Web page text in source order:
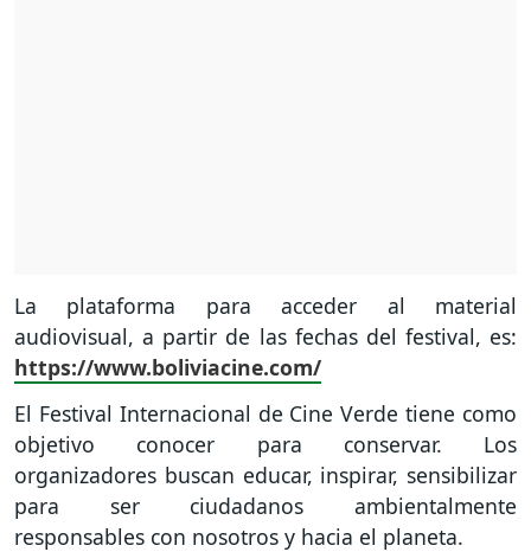
La plataforma para acceder al material
audiovisual, a partir de las fechas del festival, es:
https://www.boliviacine.com/
El Festival Internacional de Cine Verde tiene como
objetivo conocer para conservar. Los
organizadores buscan educar, inspirar, sensibilizar
para ser ciudadanos ambientalmente
responsables con nosotros y hacia el planeta.